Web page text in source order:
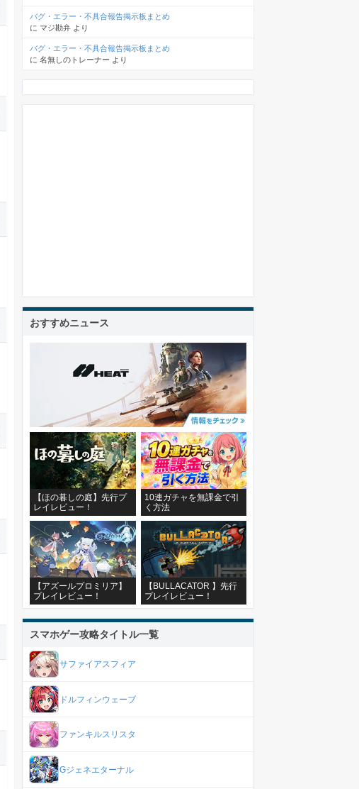
バグ・エラー・不具合報告掲示板まとめ
に マジ勘弁 より
バグ・エラー・不具合報告掲示板まとめ
に 名無しのトレーナー より
おすすめニュース
【ほの暮しの庭】先行プ
レイレビュー！
10連ガチャを無課金で引
く方法
【アズールプロミリア】
プレイレビュー！
【BULLACATOR 】先行
プレイレビュー！
スマホゲー攻略タイトル一覧
サファイアスフィア
ドルフィンウェーブ
ファンキルスリスタ
Gジェネエターナル